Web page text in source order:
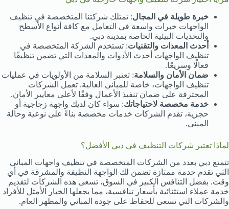
خبرة طويلة في المجال: تمتلك شركتنا المتخصصة في تنظيف
الواجهات خبرات واسعة في التعامل مع كافة أنواع الأسطح
والتحديات البيئية الخاصة بمدينة دبي.
أحدث المعدات والتقنيات: تستخدم الشركة المتخصصة في
تنظيف الواجهات أحدث الأدوات والمعدات التي تضمن تنظيفًا
فعالًا وسريعًا.
ضمان الأمان والسلامة: تعتبر السلامة من الأولويات في عمليات
تنظيف الواجهات، خاصة للمباني العالية. تعمل الشركات
المحترفة على ضمان تنفيذ الأعمال وفقًا لأعلى معايير الأمان.
خدمة مخصصة لاحتياجاتك: سواء كان لديك واجهة زجاجية أو
حجرية، تقدم الشركات خدمات مخصصة بناءً على نوعية وحالة
المبنى.
لماذا تعتبر شركات التنظيف في دبي الأفضل؟
تتمتع دبي بعدد من الشركات المتخصصة في تنظيف واجهات المباني
التي تقدم خدمة ممتازة تضمن لك الواجهة النظيفة والمشرقة في أي
وقت. بفضل التنافس الكبير في السوق، تسعى هذه الشركات لتقديم
خدمة عملاء استثنائية بأسعار تنافسية، مما يجعلها الخيار الأمثل للأفراد
والشركات التي تسعى للحفاظ على جودة المباني والمظهر العام.